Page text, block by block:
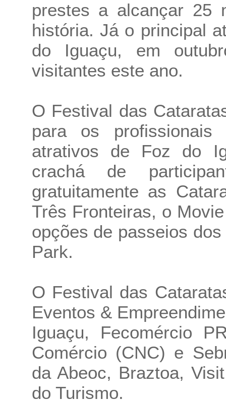
prestes a alcançar 25
história. Já o principal
do Iguaçu, em
visitantes este ano.
O Festival das
para os
atrativos de Foz do
crachá de
gratuitamente as
Três Fronteiras, o
opções de passeios
Park.
O Festival das
Eventos &
Iguaçu, Fecomércio
Comércio (CNC) e
da Abeoc, Braztoa,
do Turismo.